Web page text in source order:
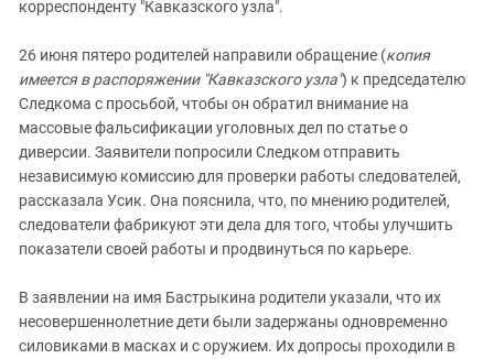
корреспонденту "Кавказского узла".
26 июня пятеро родителей направили обращение (копия
имеется в распоряжении "Кавказского узла") к председателю
Следкома с просьбой, чтобы он обратил внимание на
массовые фальсификации уголовных дел по статье о
диверсии. Заявители попросили Следком отправить
независимую комиссию для проверки работы следователей,
рассказала Усик. Она пояснила, что, по мнению родителей,
следователи фабрикуют эти дела для того, чтобы улучшить
показатели своей работы и продвинуться по карьере.
В заявлении на имя Бастрыкина родители указали, что их
несовершеннолетние дети были задержаны одновременно
силовиками в масках и с оружием. Их допросы проходили в